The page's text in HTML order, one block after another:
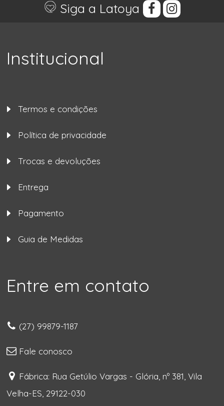
Siga a Latoya
Institucional
Termos e condições
Política de privacidade
Trocas e devoluções
Entrega
Pagamento
Guia de Medidas
Entre em contato
(27) 99879-1187
Fale conosco
Fábrica: Rua Getúlio Vargas - Glória, nº 381, Vila
Velha-ES, 29122-030